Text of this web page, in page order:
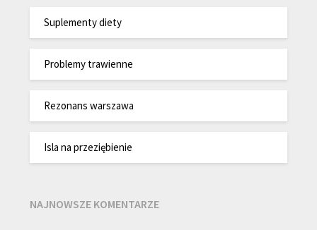
Suplementy diety
Problemy trawienne
Rezonans warszawa
Isla na przeziębienie
NAJNOWSZE KOMENTARZE